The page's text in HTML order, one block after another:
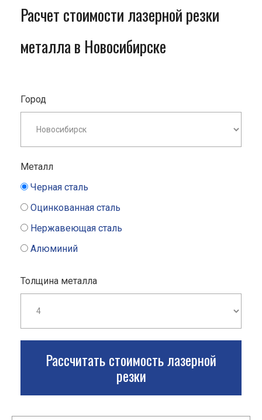
Расчет стоимости лазерной резки
металла в Новосибирске
Город
Металл
Черная сталь
Оцинкованная сталь
Нержавеющая сталь
Алюминий
Толщина металла
Рассчитать стоимость лазерной
резки